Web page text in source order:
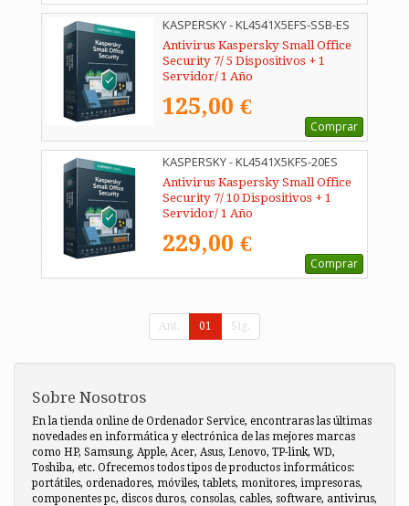
KASPERSKY - KL4541X5EFS-SSB-ES
Antivirus Kaspersky Small Office
Security 7/ 5 Dispositivos + 1
Servidor/ 1 Año
125,00 €
Comprar
KASPERSKY - KL4541X5KFS-20ES
Antivirus Kaspersky Small Office
Security 7/ 10 Dispositivos + 1
Servidor/ 1 Año
229,00 €
Comprar
Ant. 01 Sig.
Sobre Nosotros
En la tienda online de Ordenador Service, encontraras las últimas
novedades en informática y electrónica de las mejores marcas
como HP, Samsung, Apple, Acer, Asus, Lenovo, TP-link, WD,
Toshiba, etc. Ofrecemos todos tipos de productos informáticos:
portátiles, ordenadores, móviles, tablets, monitores, impresoras,
componentes pc, discos duros, consolas, cables, software, antivirus,